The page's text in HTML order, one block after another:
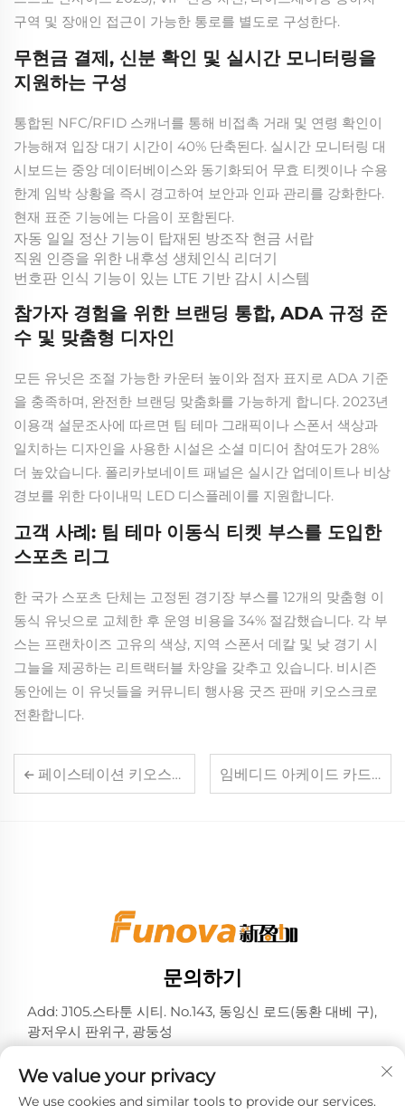
구역 및 장애인 접근이 가능한 통로를 별도로 구성한다.
무현금 결제, 신분 확인 및 실시간 모니터링을
지원하는 구성
통합된 NFC/RFID 스캐너를 통해 비접촉 거래 및 연령 확인이
가능해져 입장 대기 시간이 40% 단축된다. 실시간 모니터링 대
시보드는 중앙 데이터베이스와 동기화되어 무효 티켓이나 수용
한계 임박 상황을 즉시 경고하여 보안과 인파 관리를 강화한다.
현재 표준 기능에는 다음이 포함된다.
자동 일일 정산 기능이 탑재된 방조작 현금 서랍
직원 인증을 위한 내후성 생체인식 리더기
번호판 인식 기능이 있는 LTE 기반 감시 시스템
참가자 경험을 위한 브랜딩 통합, ADA 규정 준
수 및 맞춤형 디자인
모든 유닛은 조절 가능한 카운터 높이와 점자 표지로 ADA 기준
을 충족하며, 완전한 브랜딩 맞춤화를 가능하게 합니다. 2023년
이용객 설문조사에 따르면 팀 테마 그래픽이나 스폰서 색상과
일치하는 디자인을 사용한 시설은 소셜 미디어 참여도가 28%
더 높았습니다. 폴리카보네이트 패널은 실시간 업데이트나 비상
경보를 위한 다이내믹 LED 디스플레이를 지원합니다.
고객 사례: 팀 테마 이동식 티켓 부스를 도입한
스포츠 리그
한 국가 스포츠 단체는 고정된 경기장 부스를 12개의 맞춤형 이
동식 유닛으로 교체한 후 운영 비용을 34% 절감했습니다. 각 부
스는 프랜차이즈 고유의 색상, 지역 스폰서 데칼 및 낮 경기 시
그늘을 제공하는 리트랙터블 차양을 갖추고 있습니다. 비시즌
동안에는 이 유닛들을 커뮤니티 행사용 굿즈 판매 키오스크로
전환합니다.
페이스테이션 키오스크 제조업체의 생산 역량을 평가하는 방법 임베디드 아케이드 카드 리더 시스템의 원활한 통합을 위한 팁
문의하기
Add: J105.스타툰 시티. No.143, 동잉신 로드(동환 대베 구),
광저우시 판위구, 광둥성
이메일:[email protected]
We value your privacy
We use cookies and similar tools to provide our services.